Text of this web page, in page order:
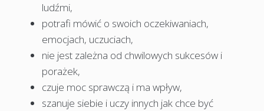
ludźmi,
potrafi mówić o swoich oczekiwaniach,
emocjach, uczuciach,
nie jest zależna od chwilowych sukcesów i
porażek,
czuje moc sprawczą i ma wpływ,
szanuje siebie i uczy innych jak chce być